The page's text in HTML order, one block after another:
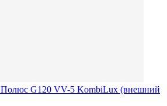
Полюс G120 VV-5 KombiLux (внешний